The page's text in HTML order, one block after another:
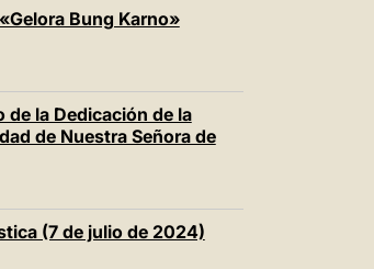
Bung Karno»
la Dedicación de la
de Nuestra Señora de
(7 de julio de 2024)